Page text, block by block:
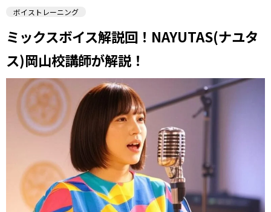
ボイストレーニング
ミックスボイス解説回！NAYUTAS(ナユタ
ス)岡山校講師が解説！